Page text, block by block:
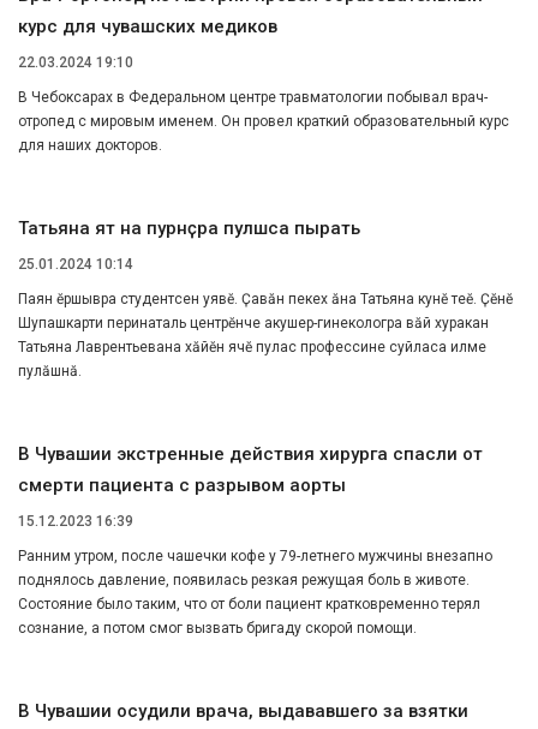
курс для чувашских медиков
22.03.2024 19:10
В Чебоксарах в Федеральном центре травматологии побывал врач-
отропед с мировым именем. Он провел краткий образовательный курс
для наших докторов.
Татьяна ят ӑна пурнӑҫра пулӑшса пырать
25.01.2024 10:14
Паян ҫӗршывра студентсен уявӗ. Ҫавӑн пекех ӑна Татьяна кунӗ теҫҫӗ. Ҫӗнӗ
Шупашкарти перинаталь центрӗнче акушер-гинекологра вӑй хуракан
Татьяна Лаврентьевана хӑйӗн ячӗ пулас профессине суйласа илме
пулӑшнӑ.
В Чувашии экстренные действия хирурга спасли от
смерти пациента с разрывом аорты
15.12.2023 16:39
Ранним утром, после чашечки кофе у 79-летнего мужчины внезапно
поднялось давление, появилась резкая режущая боль в животе.
Состояние было таким, что от боли пациент кратковременно терял
сознание, а потом смог вызвать бригаду скорой помощи.
В Чувашии осудили врача, выдававшего за взятки